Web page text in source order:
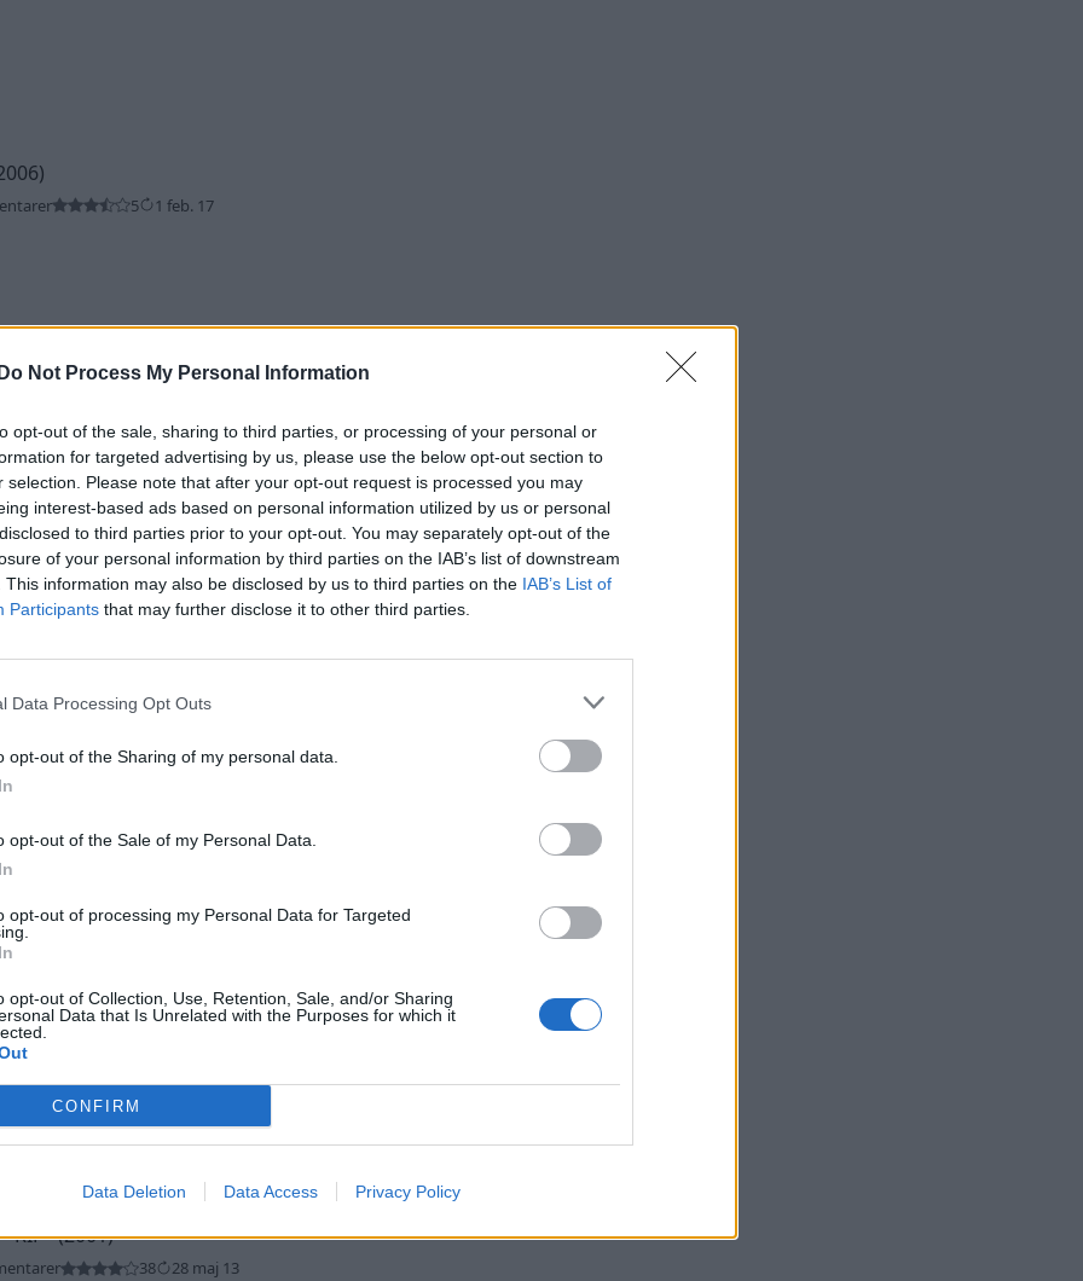
Do Not Process My Personal Information
opt-out of the sale, sharing to third parties, or processing of your personal or
for targeted advertising by us, please use the below opt-out section to
selection. Please note that after your opt-out request is processed you may
interest-based ads based on personal information utilized by us or personal
to third parties prior to your opt-out. You may separately opt-out of the
of your personal information by third parties on the IAB’s list of downstream
This information may also be disclosed by us to third parties on the IAB’s List of
Participants that may further disclose it to other third parties.
Data Processing Opt Outs
opt-out of the Sharing of my personal data.
opt-out of the Sale of my Personal Data.
opt-out of processing my Personal Data for Targeted
opt-out of Collection, Use, Retention, Sale, and/or Sharing
Data that Is Unrelated with the Purposes for which it
CONFIRM
Data Deletion Data Access Privacy Policy
5 1 feb. 17
Tdi (2013)
(1999)
12 7 dec. 13
"RIP"(2001)
38 28 maj 13